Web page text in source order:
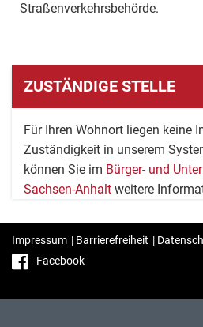
Straßenverkehrsbehörde.
ZUSTÄNDIGE STELLE
Für Ihren Wohnort liegen keine
Zuständigkeit in unserem
können Sie im Bürger- und
Sachsen-Anhalt weitere
Impressum | Barrierefreiheit |
Facebook